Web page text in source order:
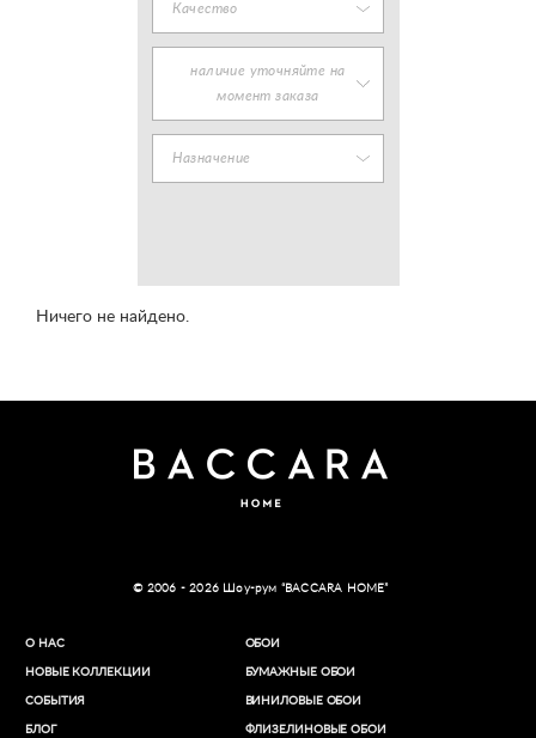
Качество
наличие уточняйте на
момент заказа
Назначение
Ничего не найдено.
© 2006 - 2026 Шоу-рум “BACCARA HOME”
О НАС
НОВЫЕ КОЛЛЕКЦИИ
СОБЫТИЯ
БЛОГ
ОБОИ
БУМАЖНЫЕ ОБОИ
ВИНИЛОВЫЕ ОБОИ​
ФЛИЗЕЛИНОВЫЕ ОБОИ